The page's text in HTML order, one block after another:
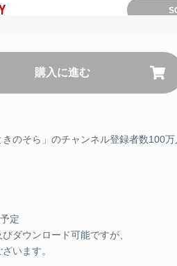
ョンボイス「そらともとホームパー
購入に進む
のそら」のチャンネル登録者数100万
定
ダウンロード可能ですが、
います。